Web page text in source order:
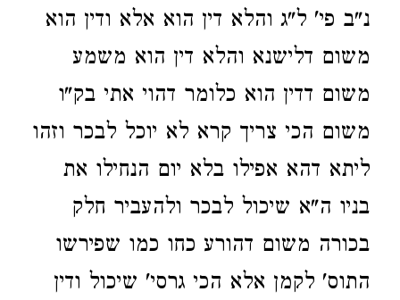
נ"ב פי' ל"ג והלא דין הוא אלא ודין הוא
משום דלישנא והלא דין הוא משמע
משום דדין הוא כלומר דהוי אתי בק"ו
משום הכי צריך קרא לא יוכל לבכר וזהו
ליתא דהא אפילו בלא יום הנחילו את
בניו ה"א שיכול לבכר ולהעביר חלק
בכורה משום דהורע כחו כמו שפירשו
התוס' לקמן אלא הכי גרסי' שיכול ודין